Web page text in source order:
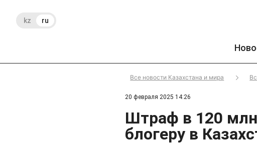
kz ru
Все новости Казахстана и мира
20 февраля 2025 14:26
Штраф в 120
блогеру в